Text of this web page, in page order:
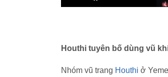
Houthi tuyên bố dùng vũ
Nhóm vũ trang Houthi ở